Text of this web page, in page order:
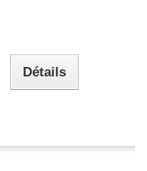
Détails